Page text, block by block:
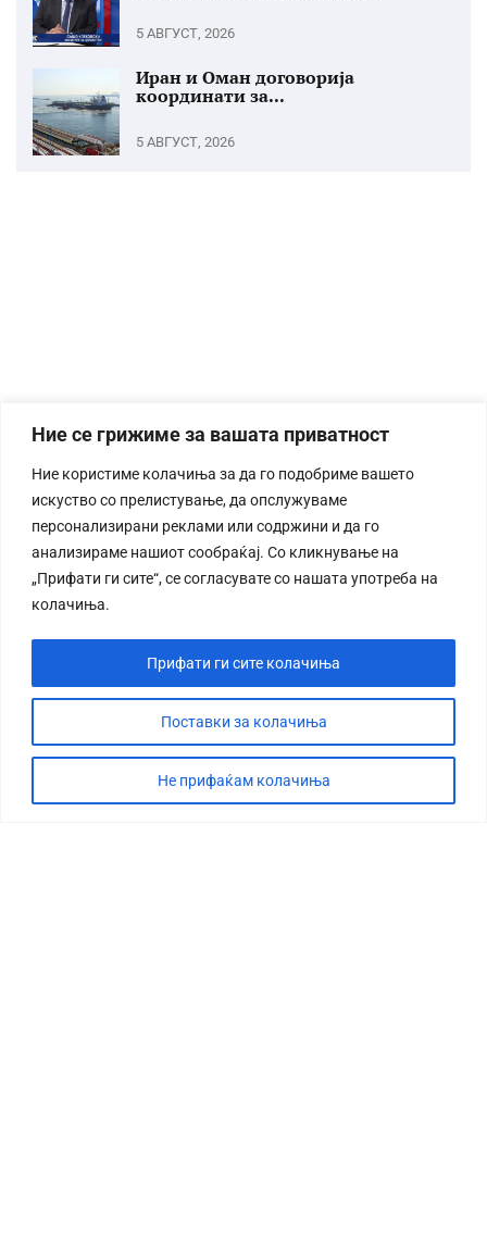
Ние се грижиме за вашата приватност
Ние користиме колачиња за да го подобриме вашето
искуство со прелистување, да опслужуваме
персонализирани реклами или содржини и да го
анализираме нашиот сообраќај. Со кликнување на
„Прифати ги сите“, се согласувате со нашата употреба на
колачиња.
Поставки за колачиња
Не прифаќам колачиња
Прифати ги сите колачиња
5 АВГУСТ, 2026
Иран и Оман договорија
координати за...
5 АВГУСТ, 2026